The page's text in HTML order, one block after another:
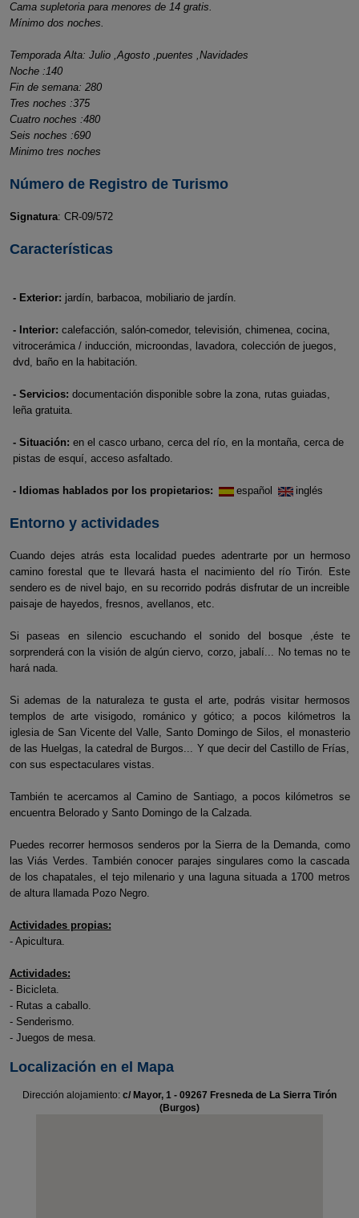
Cama supletoria para menores de 14 gratis.
Mínimo dos noches.
Temporada Alta: Julio ,Agosto ,puentes ,Navidades
Noche :140
Fin de semana: 280
Tres noches :375
Cuatro noches :480
Seis noches :690
Minimo tres noches
Número de Registro de Turismo
Signatura: CR-09/572
Características
- Exterior: jardín, barbacoa, mobiliario de jardín.
- Interior: calefacción, salón-comedor, televisión, chimenea, cocina,
vitrocerámica / inducción, microondas, lavadora, colección de juegos,
dvd, baño en la habitación.
- Servicios: documentación disponible sobre la zona, rutas guiadas,
leña gratuita.
- Situación: en el casco urbano, cerca del río, en la montaña, cerca de
pistas de esquí, acceso asfaltado.
- Idiomas hablados por los propietarios: español inglés
Entorno y actividades
Cuando dejes atrás esta localidad puedes adentrarte por un hermoso
camino forestal que te llevará hasta el nacimiento del río Tirón. Este
sendero es de nivel bajo, en su recorrido podrás disfrutar de un increible
paisaje de hayedos, fresnos, avellanos, etc.
Si paseas en silencio escuchando el sonido del bosque ,éste te
sorprenderá con la visión de algún ciervo, corzo, jabalí... No temas no te
hará nada.
Si ademas de la naturaleza te gusta el arte, podrás visitar hermosos
templos de arte visigodo, románico y gótico; a pocos kilómetros la
iglesia de San Vicente del Valle, Santo Domingo de Silos, el monasterio
de las Huelgas, la catedral de Burgos... Y que decir del Castillo de Frías,
con sus espectaculares vistas.
También te acercamos al Camino de Santiago, a pocos kilómetros se
encuentra Belorado y Santo Domingo de la Calzada.
Puedes recorrer hermosos senderos por la Sierra de la Demanda, como
las Viás Verdes. También conocer parajes singulares como la cascada
de los chapatales, el tejo milenario y una laguna situada a 1700 metros
de altura llamada Pozo Negro.
Actividades propias:
- Apicultura.
Actividades:
- Bicicleta.
- Rutas a caballo.
- Senderismo.
- Juegos de mesa.
Localización en el Mapa
Dirección alojamiento: c/ Mayor, 1 - 09267 Fresneda de La Sierra Tirón
(Burgos)